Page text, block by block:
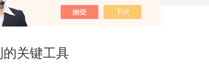
关键工具